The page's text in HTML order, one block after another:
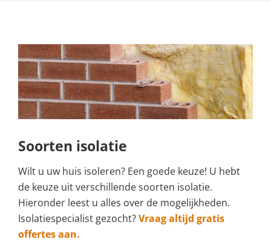
Soorten isolatie
Wilt u uw huis isoleren? Een goede keuze! U hebt
de keuze uit verschillende soorten isolatie.
Hieronder leest u alles over de mogelijkheden.
Isolatiespecialist gezocht?Vraag altijd gratis
offertes aan.